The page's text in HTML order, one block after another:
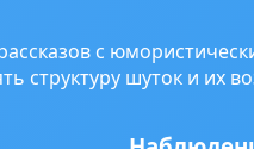
с
структуру шуток и их